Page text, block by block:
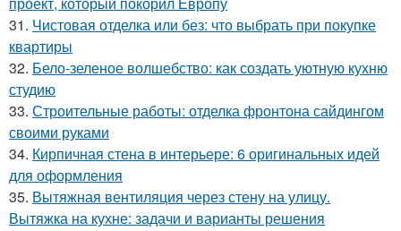
31. Чистовая отделка или без: что выбрать при покупке
квартиры
32. Бело-зеленое волшебство: как создать уютную кухню
студию
33. Строительные работы: отделка фронтона сайдингом
своими руками
34. Кирпичная стена в интерьере: 6 оригинальных идей
для оформления
35. Вытяжная вентиляция через стену на улицу.
Вытяжка на кухне: задачи и варианты решения